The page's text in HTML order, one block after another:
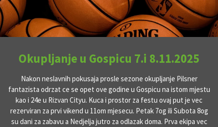
Okupljanje u Gospicu 7.i 8.11.2025
Nakon neslavnih pokusaja prosle sezone okupljanje Pilsner
fantazista odrzat ce se opet ove godine u Gospicu na istom mjestu
kao i 24e u Rizvan Cityu. Kuca i prostor za festu ovaj put je vec
rezerviran za prvi vikend u 11om mjesecu. Petak 7og ili Subota 8og
su dani za zabavu a Nedjelja jutro za odlazak doma. Prva ekipa vec